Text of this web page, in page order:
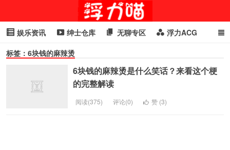
喵星闻
娱乐资讯 绅士仓库 无聊专区 浮力ACG
浮力GIF 明星头条
标签：6块钱的麻辣烫
6块钱的麻辣烫是什么笑话？来看这个梗
的完整解读
阅读(375) 评论(0) 赞 (3)